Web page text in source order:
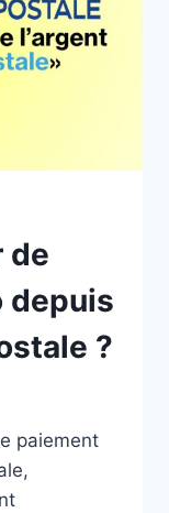
de
depuis
?
paiement